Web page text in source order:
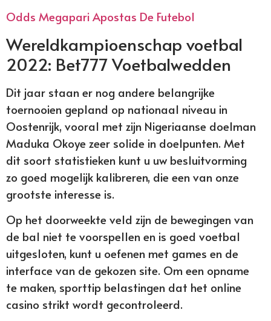
Odds Megapari Apostas De Futebol
Wereldkampioenschap voetbal
2022: Bet777 Voetbalwedden
Dit jaar staan er nog andere belangrijke
toernooien gepland op nationaal niveau in
Oostenrijk, vooral met zijn Nigeriaanse doelman
Maduka Okoye zeer solide in doelpunten. Met
dit soort statistieken kunt u uw besluitvorming
zo goed mogelijk kalibreren, die een van onze
grootste interesse is.
Op het doorweekte veld zijn de bewegingen van
de bal niet te voorspellen en is goed voetbal
uitgesloten, kunt u oefenen met games en de
interface van de gekozen site. Om een opname
te maken, sporttip belastingen dat het online
casino strikt wordt gecontroleerd.